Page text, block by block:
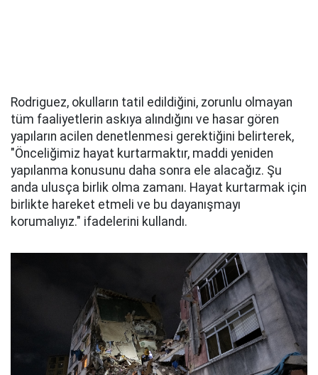
Rodriguez, okulların tatil edildiğini, zorunlu olmayan
tüm faaliyetlerin askıya alındığını ve hasar gören
yapıların acilen denetlenmesi gerektiğini belirterek,
"Önceliğimiz hayat kurtarmaktır, maddi yeniden
yapılanma konusunu daha sonra ele alacağız. Şu
anda ulusça birlik olma zamanı. Hayat kurtarmak için
birlikte hareket etmeli ve bu dayanışmayı
korumalıyız." ifadelerini kullandı.